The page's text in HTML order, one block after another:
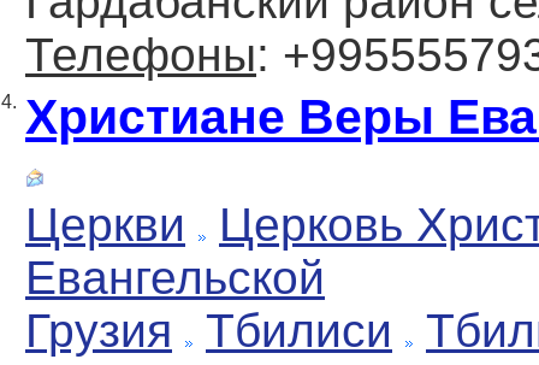
Телефоны:
4. Христиане Веры
Церкви
Церковь
Евангельской
Грузия
Тбилиси